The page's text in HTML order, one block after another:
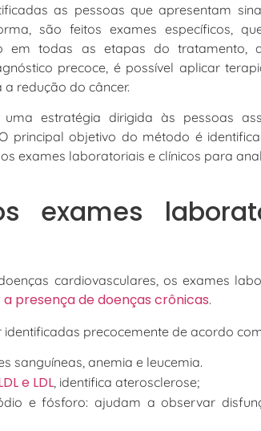
as pessoas que apresentam
são feitos exames específicos,
em todas as etapas do tratamento,
precoce, é possível aplicar
redução do câncer.
estratégia dirigida às pessoas
principal objetivo do método é
exames laboratoriais e clínicos para
exames
cardiovasculares, os exames
presença de doenças crônicas.
precocemente de acordo
sanguíneas, anemia e leucemia.
e LDL, identifica aterosclerose;
e fósforo: ajudam a observar